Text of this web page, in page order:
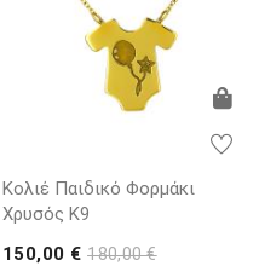
Κολιέ Παιδικό Φορμάκι
Χρυσός Κ9
150,00 €180,00 €